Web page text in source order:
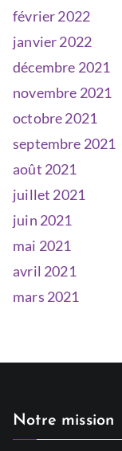
février 2022
janvier 2022
décembre 2021
novembre 2021
octobre 2021
septembre 2021
août 2021
juillet 2021
juin 2021
mai 2021
avril 2021
mars 2021
Notre mission